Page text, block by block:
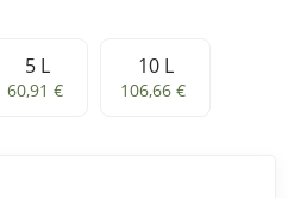
5 L
5 L
60,91 €
10 L
10 L
106,66 €